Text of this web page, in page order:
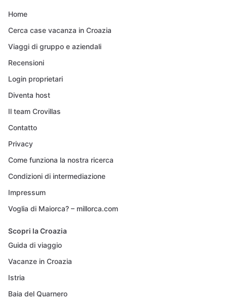
Home
Cerca case vacanza in Croazia
Viaggi di gruppo e aziendali
Recensioni
Login proprietari
Diventa host
Il team Crovillas
Contatto
Privacy
Come funziona la nostra ricerca
Condizioni di intermediazione
Impressum
Voglia di Maiorca? – millorca.com
Scopri la Croazia
Guida di viaggio
Vacanze in Croazia
Istria
Baia del Quarnero